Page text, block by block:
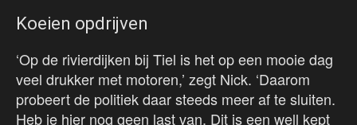
Koeien opdrijven
‘Op de rivierdijken bij Tiel is het op een mooie dag
veel drukker met motoren,’ zegt Nick. ‘Daarom
probeert de politiek daar steeds meer af te sluiten.
Heb je hier nog geen last van. Dit is een well kept